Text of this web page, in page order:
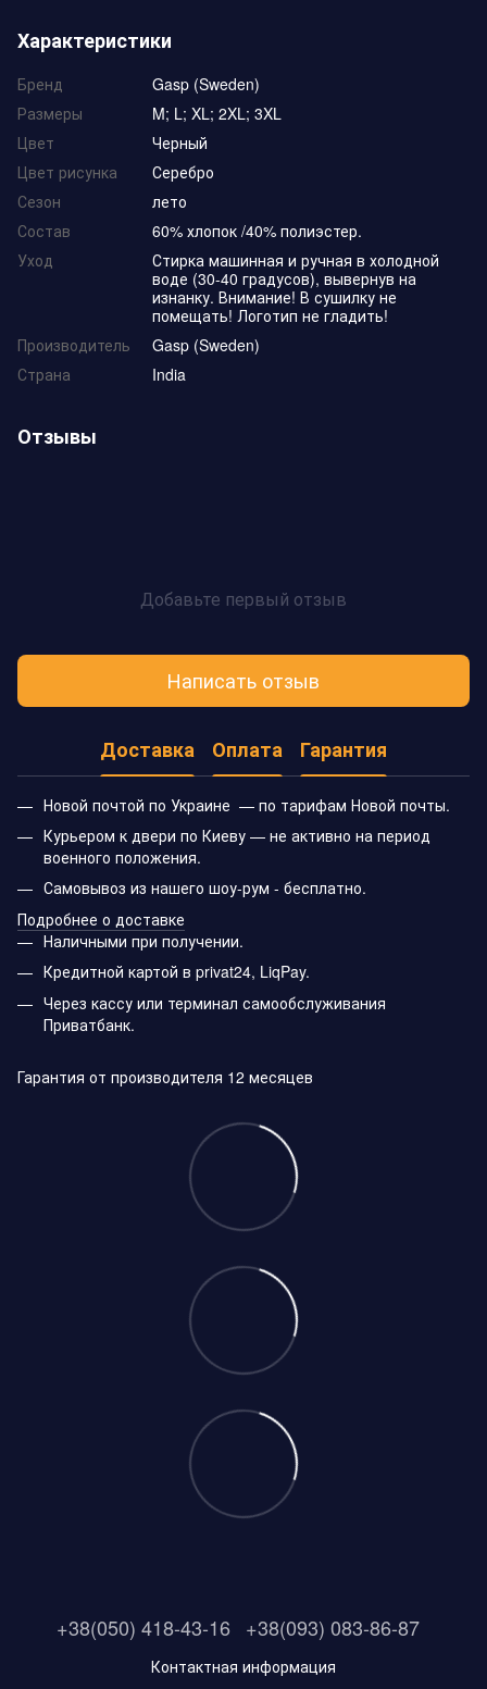
Характеристики
Бренд
Gasp (Sweden)
Размеры
M; L; XL; 2XL; 3XL
Цвет
Черный
Цвет рисунка
Серебро
Сезон
лето
Состав
60% хлопок /40% полиэстер.
Уход
Стирка машинная и ручная в холодной
воде (30-40 градусов), вывернув на
изнанку. Внимание! В сушилку не
помещать! Логотип не гладить!
Производитель
Gasp (Sweden)
Страна
India
Отзывы
Добавьте первый отзыв
Написать отзыв
Доставка Оплата Гарантия
Новой почтой по Украине — по тарифам Новой почты.
Курьером к двери по Киеву — не активно на период
военного положения.
Самовывоз из нашего шоу-рум - бесплатно.
Подробнее о доставке
Наличными при получении.
Кредитной картой в privat24, LiqPay.
Через кассу или терминал самообслуживания
Приватбанк.
Гарантия от производителя 12 месяцев
+38(050) 418-43-16 +38(093) 083-86-87
Контактная информация